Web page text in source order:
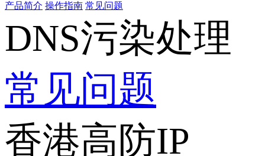
产品简介 操作指南 常见问题
DNS污染处理
常见问题
香港高防IP